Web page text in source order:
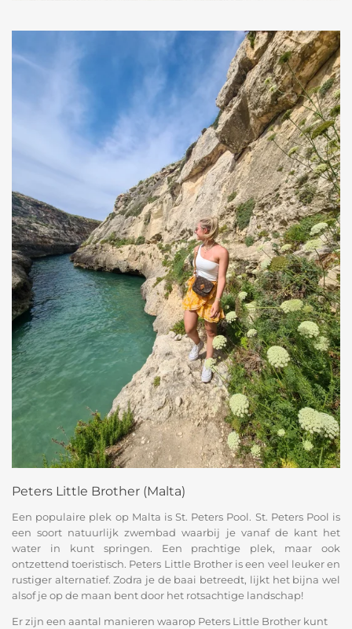
Peters Little Brother (Malta)
Een populaire plek op Malta is St. Peters Pool. St. Peters Pool is
een soort natuurlijk zwembad waarbij je vanaf de kant het
water in kunt springen. Een prachtige plek, maar ook
ontzettend toeristisch. Peters Little Brother is een veel leuker en
rustiger alternatief. Zodra je de baai betreedt, lijkt het bijna wel
alsof je op de maan bent door het rotsachtige landschap!
Er zijn een aantal manieren waarop Peters Little Brother kunt